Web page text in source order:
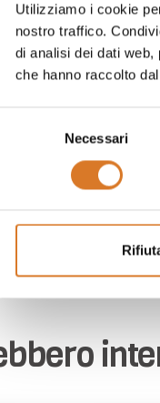
Utilizziamo i cookie
nostro traffico.
di analisi dei dati
che hanno raccolto
Necessari
sabato